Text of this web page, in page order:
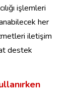
işlemleri
her
iletişim
destek